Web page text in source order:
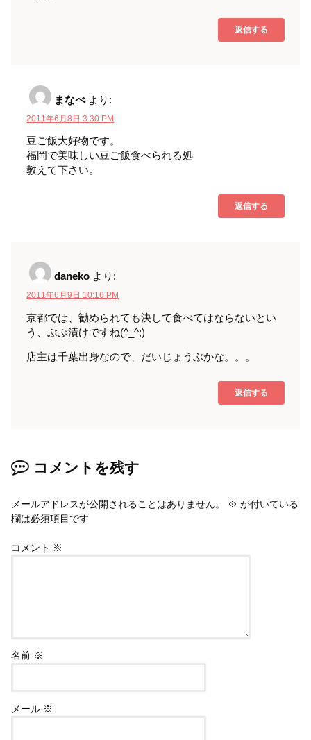
返信する
まなべ より:
2011年6月8日 3:30 PM
豆ご飯大好物です。
福岡で美味しい豆ご飯食べられる処
教えて下さい。
返信する
daneko より:
2011年6月9日 10:16 PM
京都では、勧められても決して食べてはならないとい
う、ぶぶ漬けですね(^_^;)
店主は千葉出身なので、だいじょうぶかな。。。
返信する
コメントを残す
メールアドレスが公開されることはありません。 ※ が付いている
欄は必須項目です
コメント ※
名前 ※
メール ※